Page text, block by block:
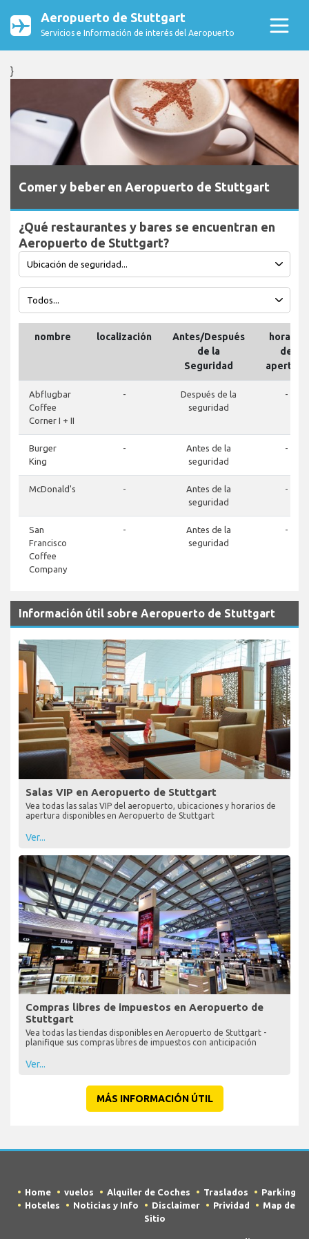
Aeropuerto de Stuttgart
Servicios e Información de interés del Aeropuerto
}
Comer y beber en Aeropuerto de Stuttgart
¿Qué restaurantes y bares se encuentran en
Aeropuerto de Stuttgart?
nombre localización
Antes/Después
de la
Seguridad
horario
de
apertura
Abflugbar
Coffee
Corner I + II
-
Después de la
seguridad
-
Burger
King
-
Antes de la
seguridad
-
McDonald's -
Antes de la
seguridad
-
San
Francisco
Coffee
Company
-
Antes de la
seguridad
-
Información útil sobre Aeropuerto de Stuttgart
Salas VIP en Aeropuerto de Stuttgart
Vea todas las salas VIP del aeropuerto, ubicaciones y horarios de
apertura disponibles en Aeropuerto de Stuttgart
Ver...
Compras libres de impuestos en Aeropuerto de
Stuttgart
Vea todas las tiendas disponibles en Aeropuerto de Stuttgart -
planifique sus compras libres de impuestos con anticipación
Ver...
MÁS INFORMACIÓN ÚTIL
Home vuelos Alquiler de Coches Traslados
Parking
Hoteles
Noticias y Info Disclaimer Prividad
Map de
Sitio